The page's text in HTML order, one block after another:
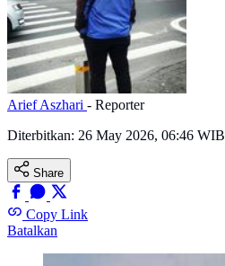
Arief Aszhari - Reporter
Diterbitkan: 26 May 2026, 06:46 WIB
Share
Copy Link
Batalkan